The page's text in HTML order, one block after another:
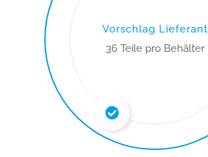
Vorschlag Lieferant
36 Teile pro Behälter